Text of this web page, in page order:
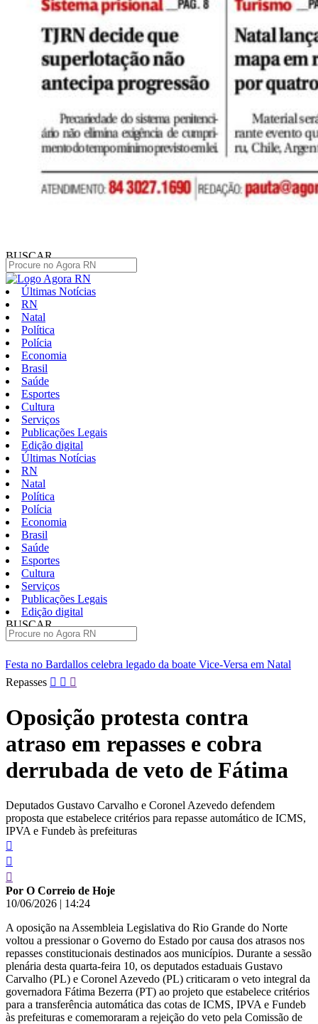
BUSCAR
Últimas Notícias
RN
Natal
Política
Polícia
Economia
Brasil
Saúde
Esportes
Cultura
Serviços
Publicações Legais
Edição digital
Últimas Notícias
RN
Natal
Política
Polícia
Economia
Brasil
Saúde
Esportes
Cultura
Serviços
Publicações Legais
Edição digital
BUSCAR
legado da boate Vice-Versa em Natal
Documentário sobre
Pular
para
conteúdo
Repasses
Oposição protesta contra
atraso em repasses e cobra
derrubada de veto de Fátima
Deputados Gustavo Carvalho e Coronel Azevedo defendem
proposta que estabelece critérios para repasse automático de ICMS,
IPVA e Fundeb às prefeituras
Por O Correio de Hoje
10/06/2026 | 14:24
A oposição na Assembleia Legislativa do Rio Grande do Norte
voltou a pressionar o Governo do Estado por causa dos atrasos nos
repasses constitucionais destinados aos municípios. Durante a sessão
plenária desta quarta-feira 10, os deputados estaduais Gustavo
Carvalho (PL) e Coronel Azevedo (PL) criticaram o veto integral da
governadora Fátima Bezerra (PT) ao projeto que estabelece critérios
para a transferência automática das cotas de ICMS, IPVA e Fundeb
às prefeituras e comemoraram a rejeição do veto pela Comissão de